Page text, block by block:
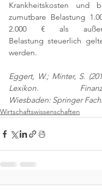
Krankheitskosten und
zumutbare Belastung
2.000 € als
Belastung steuerlich
werden.
Eggert, W.; Minter, S.
Lexikon.
Wiesbaden: Springer
Wirtschaftswissenschaften